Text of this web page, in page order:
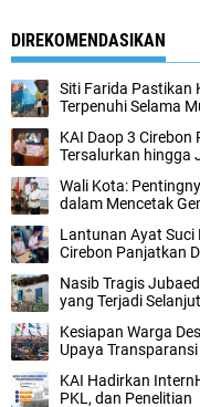
DIREKOMENDASIKAN
Siti Farida Pastikan
Terpenuhi Selama
KAI Daop 3 Cirebon
Tersalurkan hingga
Wali Kota:
dalam Mencetak
Lantunan Ayat Suci
Cirebon Panjatkan
Nasib Tragis
yang Terjadi
Kesiapan Warga
Upaya
KAI Hadirkan
PKL, dan Penelitian